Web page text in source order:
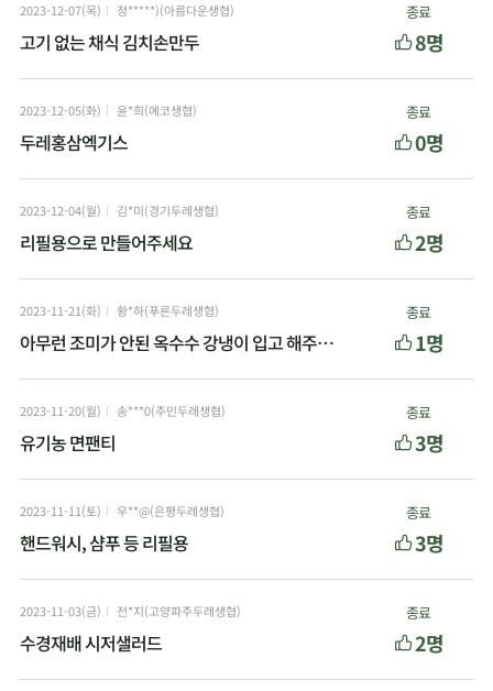
2023-12-07(목) 정*****)(아름다운생협)
고기 없는 채식 김치손만두
종료
8명
2023-12-05(화) 윤*희(에코생협)
두레홍삼엑기스
종료
0명
2023-12-04(월) 김*미(경기두레생협)
리필용으로 만들어주세요
종료
2명
2023-11-21(화) 황*하(푸른두레생협)
아무런 조미가 안된 옥수수 강냉이 입고 해주세요.
종료
1명
2023-11-20(월) 송***0(주민두레생협)
유기농 면팬티
종료
3명
2023-11-11(토) 우**@(은평두레생협)
핸드워시, 샴푸 등 리필용
종료
3명
2023-11-03(금) 전*지(고양파주두레생협)
수경재배 시저샐러드
종료
2명